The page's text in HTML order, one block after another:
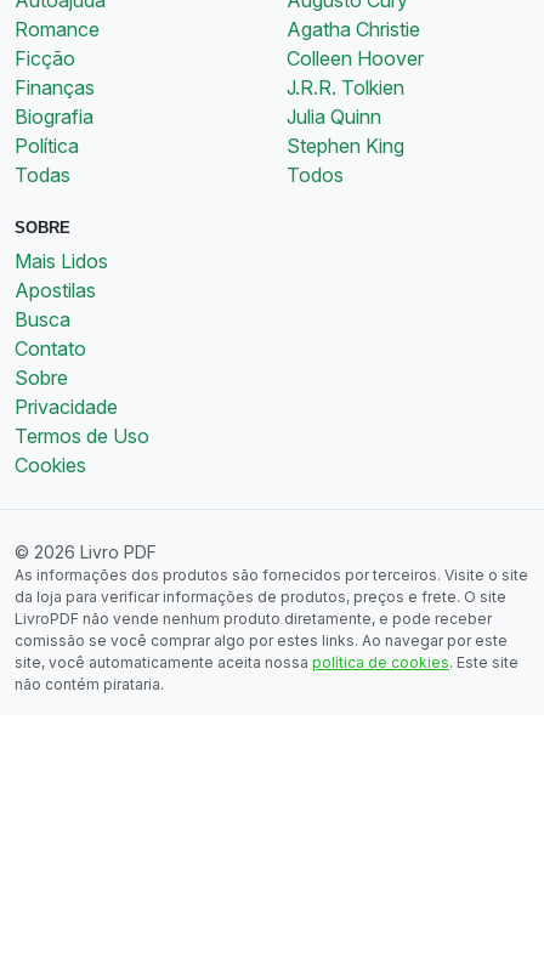
Romance
Ficção
Finanças
Biografia
Política
Todas
Agatha Christie
Colleen Hoover
J.R.R. Tolkien
Julia Quinn
Stephen King
Todos
SOBRE
Mais Lidos
Apostilas
Busca
Contato
Sobre
Privacidade
Termos de Uso
Cookies
© 2026 Livro PDF
As informações dos produtos são fornecidos por terceiros. Visite o site
da loja para verificar informações de produtos, preços e frete. O site
LivroPDF não vende nenhum produto diretamente, e pode receber
comissão se você comprar algo por estes links. Ao navegar por este
site, você automaticamente aceita nossa política de cookies. Este site
não contém pirataria.